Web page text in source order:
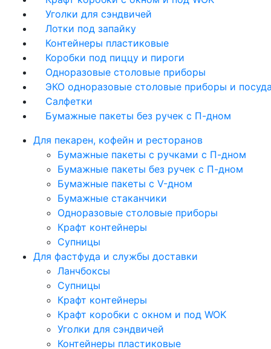
Уголки для сэндвичей
Лотки под запайку
Контейнеры пластиковые
Коробки под пиццу и пироги
Одноразовые столовые приборы
ЭКО одноразовые столовые приборы и
Салфетки
Бумажные пакеты без ручек с П-дном
Для пекарен, кофейн и ресторанов
Бумажные пакеты с ручками с П-дном
Бумажные пакеты без ручек с П-дном
Бумажные пакеты с V-дном
Бумажные стаканчики
Одноразовые столовые приборы
Крафт контейнеры
Супницы
Для фастфуда и службы доставки
Ланчбоксы
Супницы
Крафт контейнеры
Крафт коробки с окном и под WOK
Уголки для сэндвичей
Контейнеры пластиковые